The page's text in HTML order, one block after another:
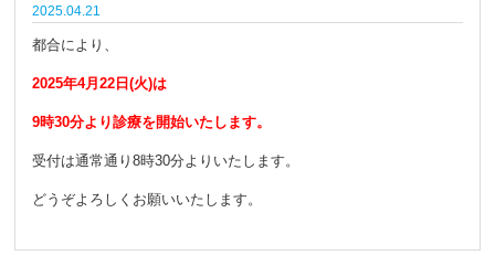
2025.04.21
都合により、
2025年4月22日(火)は
9時30分より診療を開始いたします。
受付は通常通り8時30分よりいたします。
どうぞよろしくお願いいたします。